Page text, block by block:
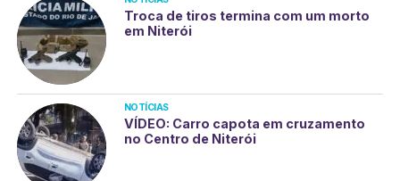
Troca de tiros termina com um morto
em Niterói
NOTÍCIAS
VÍDEO: Carro capota em cruzamento
no Centro de Niterói